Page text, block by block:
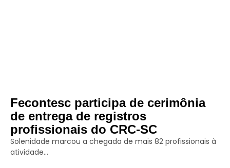
Fecontesc participa de cerimônia
de entrega de registros
profissionais do CRC-SC
Solenidade marcou a chegada de mais 82 profissionais à
atividade...